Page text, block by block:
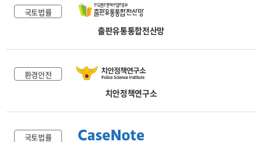
국토법률
출판유통통합전산망
환경안전
치안정책연구소
국토법률